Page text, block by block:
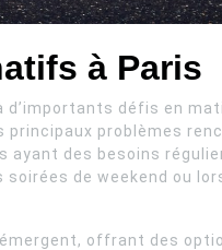
à Paris
défis en
problèmes
des besoins
de weekend ou
offrant des